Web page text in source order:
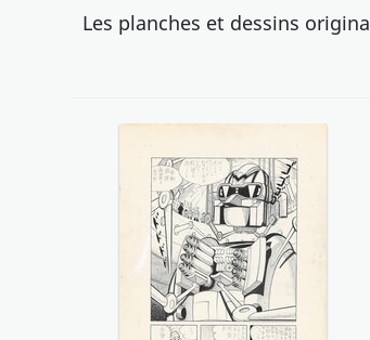
Les planches et dessins